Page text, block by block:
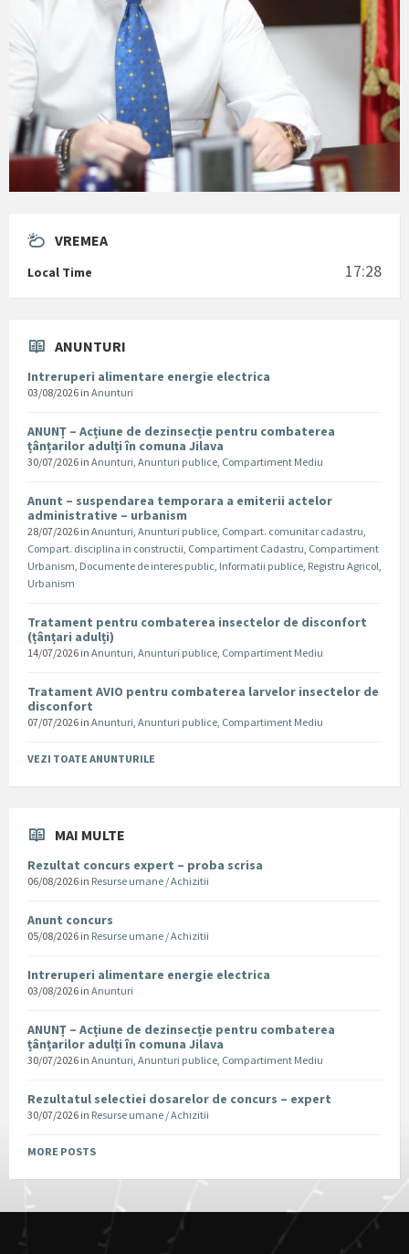
VREMEA
Local Time 17:28
ANUNTURI
Intreruperi alimentare energie electrica
03/08/2026 in Anunturi
ANUNȚ – Acțiune de dezinsecție pentru combaterea
țânțarilor adulți în comuna Jilava
30/07/2026 in Anunturi, Anunturi publice, Compartiment Mediu
Anunt – suspendarea temporara a emiterii actelor
administrative – urbanism
28/07/2026 in Anunturi, Anunturi publice, Compart. comunitar cadastru,
Compart. disciplina in constructii, Compartiment Cadastru, Compartiment
Urbanism, Documente de interes public, Informatii publice, Registru Agricol,
Urbanism
Tratament pentru combaterea insectelor de disconfort
(țânțari adulți)
14/07/2026 in Anunturi, Anunturi publice, Compartiment Mediu
Tratament AVIO pentru combaterea larvelor insectelor de
disconfort
07/07/2026 in Anunturi, Anunturi publice, Compartiment Mediu
VEZI TOATE ANUNTURILE
MAI MULTE
Rezultat concurs expert – proba scrisa
06/08/2026 in Resurse umane / Achizitii
Anunt concurs
05/08/2026 in Resurse umane / Achizitii
Intreruperi alimentare energie electrica
03/08/2026 in Anunturi
ANUNȚ – Acțiune de dezinsecție pentru combaterea
țânțarilor adulți în comuna Jilava
30/07/2026 in Anunturi, Anunturi publice, Compartiment Mediu
Rezultatul selectiei dosarelor de concurs – expert
30/07/2026 in Resurse umane / Achizitii
MORE POSTS